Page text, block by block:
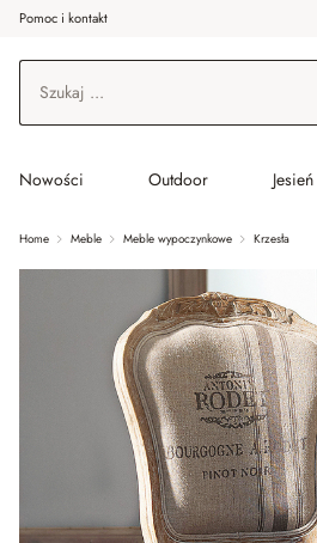
do wątku głównego
Przejdź do wyszukiwania
Przejdź do głównej nawigacji
Pomoc i kontakt
Nowości Outdoor Jesień
Home Meble Meble wypoczynkowe Krzesła